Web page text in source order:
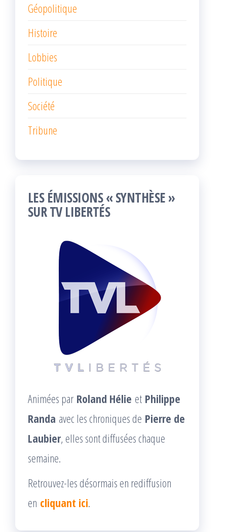
Géopolitique
Histoire
Lobbies
Politique
Société
Tribune
LES ÉMISSIONS « SYNTHÈSE »
SUR TV LIBERTÉS
Animées par Roland Hélie et Philippe
Randa avec les chroniques de Pierre de
Laubier, elles sont diffusées chaque
semaine.
Retrouvez-les désormais en rediffusion
en cliquant ici.